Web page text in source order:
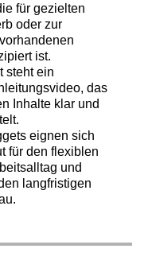
für gezielten
oder zur
ist.
steht ein
das
Inhalte klar und
eignen sich
für den flexiblen
und
langfristigen